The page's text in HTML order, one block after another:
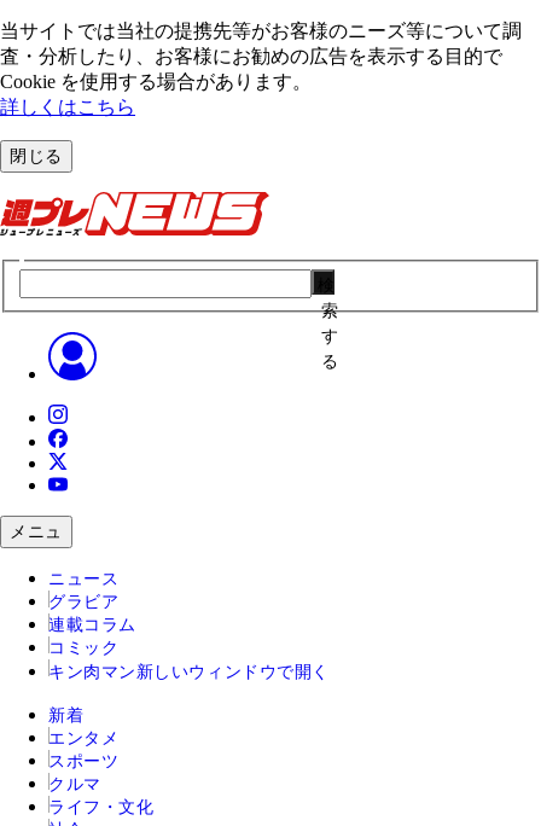
当サイトでは当社の提携先等がお客様のニーズ等について調
査・分析したり、お客様にお勧めの広告を表⽰する⽬的で
Cookie を使⽤する場合があります。
詳しくはこちら
閉じる
索
す
る
メニュ
ニュース
グラビア
連載コラム
コミック
キン肉マン 新しいウィンドウで開く
新着
エンタメ
スポーツ
クルマ
ライフ・文化